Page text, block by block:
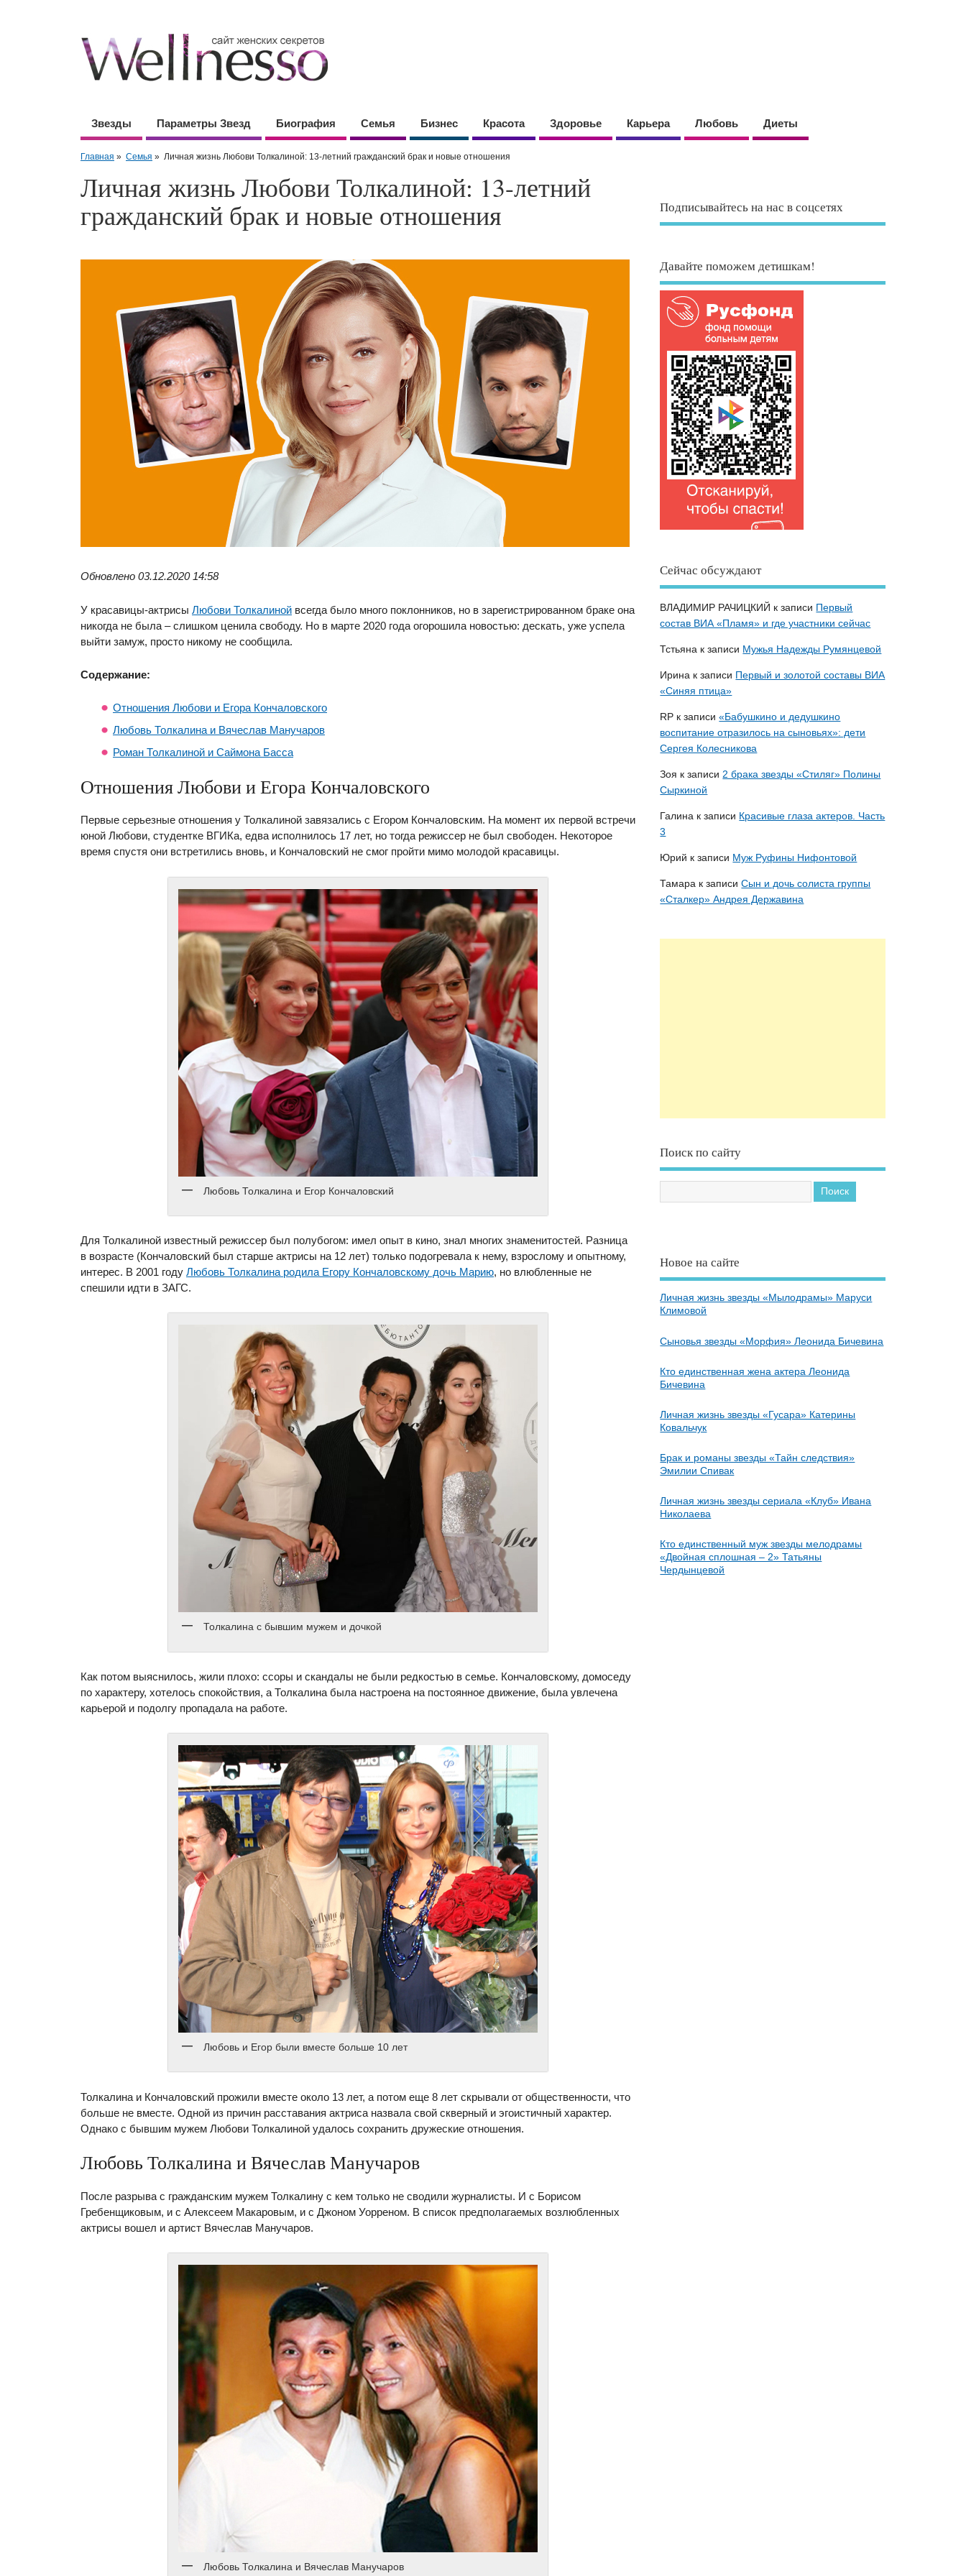
Звезды Параметры Звезд Биография Семья Бизнес Красота Здоровье Карьера Любовь Диеты
Главная » Семья » Личная жизнь Любови Толкалиной: 13-летний гражданский брак и новые отношения
Личная жизнь Любови Толкалиной: 13-летний
гражданский брак и новые отношения
Обновлено 03.12.2020 14:58
У красавицы-актрисы Любови Толкалиной всегда было много поклонников, но в зарегистрированном браке она
никогда не была – слишком ценила свободу. Но в марте 2020 года огорошила новостью: дескать, уже успела
выйти замуж, просто никому не сообщила.
Содержание:
Отношения Любови и Егора Кончаловского
Любовь Толкалина и Вячеслав Манучаров
Роман Толкалиной и Саймона Басса
Отношения Любови и Егора Кончаловского
Первые серьезные отношения у Толкалиной завязались с Егором Кончаловским. На момент их первой встречи
юной Любови, студентке ВГИКа, едва исполнилось 17 лет, но тогда режиссер не был свободен. Некоторое
время спустя они встретились вновь, и Кончаловский не смог пройти мимо молодой красавицы.
Любовь Толкалина и Егор Кончаловский
Для Толкалиной известный режиссер был полубогом: имел опыт в кино, знал многих знаменитостей. Разница
в возрасте (Кончаловский был старше актрисы на 12 лет) только подогревала к нему, взрослому и опытному,
интерес. В 2001 году Любовь Толкалина родила Егору Кончаловскому дочь Марию, но влюбленные не
спешили идти в ЗАГС.
Толкалина с бывшим мужем и дочкой
Как потом выяснилось, жили плохо: ссоры и скандалы не были редкостью в семье. Кончаловскому, домоседу
по характеру, хотелось спокойствия, а Толкалина была настроена на постоянное движение, была увлечена
карьерой и подолгу пропадала на работе.
Любовь и Егор были вместе больше 10 лет
Толкалина и Кончаловский прожили вместе около 13 лет, а потом еще 8 лет скрывали от общественности, что
больше не вместе. Одной из причин расставания актриса назвала свой скверный и эгоистичный характер.
Однако с бывшим мужем Любови Толкалиной удалось сохранить дружеские отношения.
Любовь Толкалина и Вячеслав Манучаров
После разрыва с гражданским мужем Толкалину с кем только не сводили журналисты. И с Борисом
Гребенщиковым, и с Алексеем Макаровым, и с Джоном Уорреном. В список предполагаемых возлюбленных
актрисы вошел и артист Вячеслав Манучаров.
Любовь Толкалина и Вячеслав Манучаров
Подписывайтесь на нас в соцсетях
Давайте поможем детишкам!
Сейчас обсуждают
ВЛАДИМИР РАЧИЦКИЙ к записи Первый
состав ВИА «Пламя» и где участники сейчас
Тстьяна к записи Мужья Надежды Румянцевой
Ирина к записи Первый и золотой составы ВИА
«Синяя птица»
RP к записи«Бабушкино и дедушкино
воспитание отразилось на сыновьях»: дети
Сергея Колесникова
Зоя к записи 2 брака звезды «Стиляг» Полины
Сыркиной
Галина к записи Красивые глаза актеров. Часть
3
Юрий к записи Муж Руфины Нифонтовой
Тамара к записиСын и дочь солиста группы
«Сталкер» Андрея Державина
Поиск по сайту
Новое на сайте
Личная жизнь звезды «Мылодрамы» Маруси
Климовой
Сыновья звезды «Морфия» Леонида Бичевина
Кто единственная жена актера Леонида
Бичевина
Личная жизнь звезды «Гусара» Катерины
Ковальчук
Брак и романы звезды «Тайн следствия»
Эмилии Спивак
Личная жизнь звезды сериала «Клуб» Ивана
Николаева
Кто единственный муж звезды мелодрамы
«Двойная сплошная – 2» Татьяны
Чердынцевой